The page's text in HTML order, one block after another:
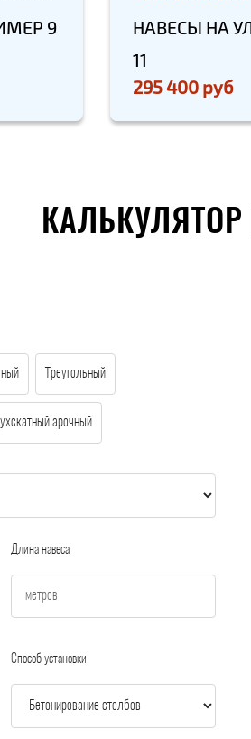
9
НАВЕСЫ НА
11
295 400 руб
Треугольный
арочный
Длина навеса
Способ установки